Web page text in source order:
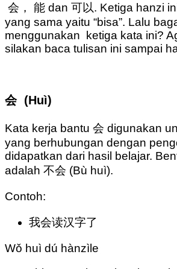
会， 能 dan 可以. Ketiga hanzi
yang sama yaitu “bisa”. Lalu
menggunakan ketiga kata ini?
silakan baca tulisan ini sampai
会 (Huì)
Kata kerja bantu 会 digunakan
yang berhubungan dengan
didapatkan dari hasil belajar.
adalah 不会 (Bù huì).
Contoh:
我会读汉字了
Wǒ huì dú hànzìle